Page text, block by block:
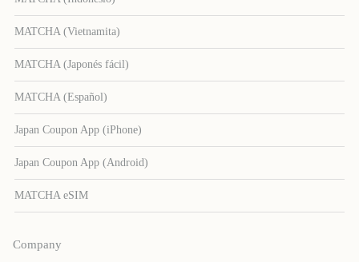
MATCHA (Vietnamita)
MATCHA (Japonés fácil)
MATCHA (Español)
Japan Coupon App (iPhone)
Japan Coupon App (Android)
MATCHA eSIM
Company